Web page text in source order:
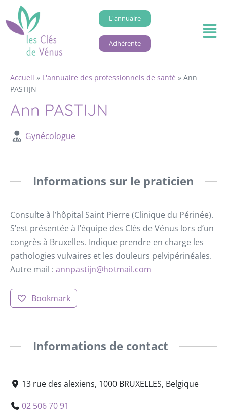
L'annuaire
Adhérente
Accueil » L'annuaire des professionnels de santé » Ann
PASTIJN
Ann PASTIJN
Gynécologue
Informations sur le praticien
Consulte à l’hôpital Saint Pierre (Clinique du Périnée).
S’est présentée à l’équipe des Clés de Vénus lors d’un
congrès à Bruxelles. Indique prendre en charge les
pathologies vulvaires et les douleurs pelvipérinéales.
Autre mail : annpastijn@hotmail.com
Bookmark
Informations de contact
13 rue des alexiens, 1000 BRUXELLES, Belgique
02 506 70 91